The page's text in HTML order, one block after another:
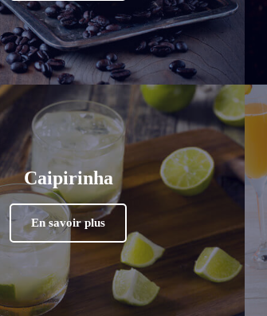
Caipirinha
En savoir plus